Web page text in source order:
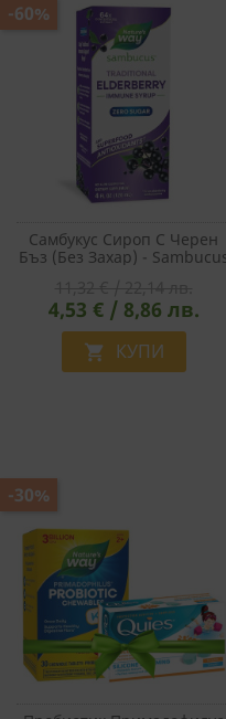
Самбукус Сироп С Черен
Бъз (без Захар) -
4,53 € / 8,86 лв.
 КУПИ
-60%
-30%